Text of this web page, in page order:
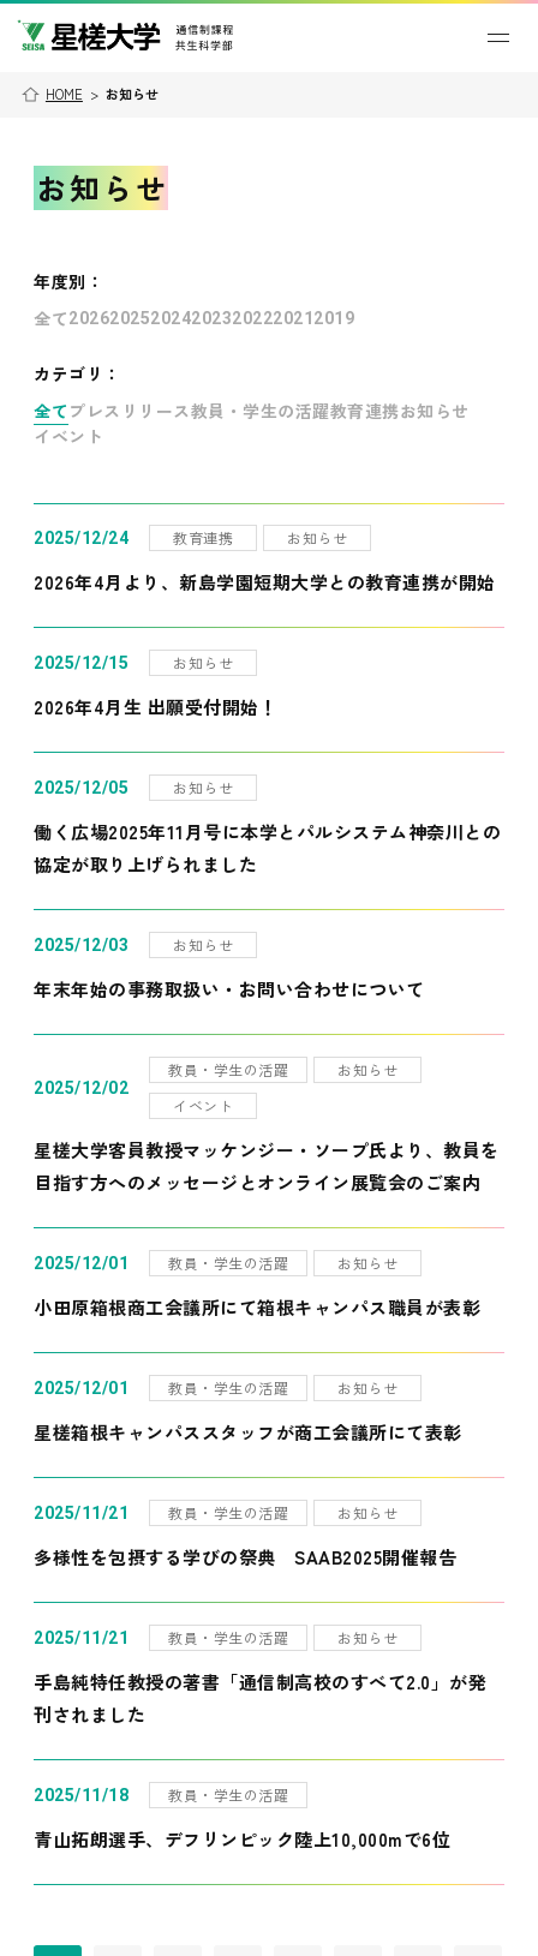
HOME > お知らせ
お知らせ
年度別 ：
全て202620252024202320222021 2019
カテゴリ：
全て プレスリリース教員・学生の活躍教育連携お知らせ
イベント
2025/12/24 教育連携 お知らせ
2026年4月より、新島学園短期大学との教育連携が開始
2025/12/15 お知らせ
2026年4月生 出願受付開始！
2025/12/05 お知らせ
働く広場2025年11月号に本学とパルシステム神奈川との
協定が取り上げられました
2025/12/03 お知らせ
年末年始の事務取扱い・お問い合わせについて
2025/12/02
教員・学生の活躍
お知らせ
イベント
星槎大学客員教授マッケンジー・ソープ氏より、教員を
目指す方へのメッセージとオンライン展覧会のご案内
2025/12/01 教員・学生の活躍 お知らせ
小田原箱根商工会議所にて箱根キャンパス職員が表彰
2025/12/01 教員・学生の活躍 お知らせ
星槎箱根キャンパススタッフが商工会議所にて表彰
2025/11/21 教員・学生の活躍 お知らせ
多様性を包摂する学びの祭典 SAAB2025開催報告
2025/11/21 教員・学生の活躍 お知らせ
手島純特任教授の著書「通信制高校のすべて2.0」が発
刊されました
2025/11/18 教員・学生の活躍
青山拓朗選手、デフリンピック陸上10,000mで6位